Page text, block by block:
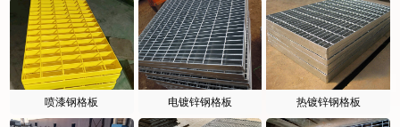
喷漆钢格板 电镀锌钢格板 热镀锌钢格板